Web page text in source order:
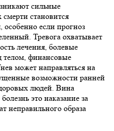
сильные
становится
если прогноз
Тревога охватывает
лечения, болевые
телом, финансовые
может направляться на
возможности ранней
людей. Вина
это наказание за
неправильного образа